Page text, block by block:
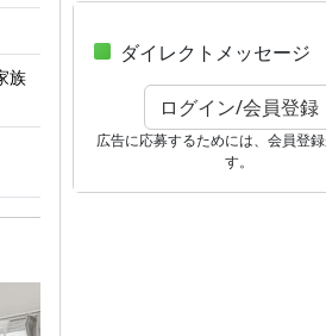
族
ダイレクトメッセージ
ログイン/会員登録
広告に応募するためには、会員登
す。